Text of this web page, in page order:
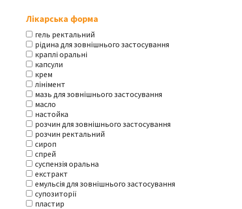
Лікарська форма
гель ректальний
рідина для зовнішнього застосування
краплі оральні
капсули
крем
лінімент
мазь для зовнішнього застосування
масло
настойка
розчин для зовнішнього застосування
розчин ректальний
сироп
спрей
суспензія оральна
екстракт
емульсія для зовнішнього застосування
супозиторії
пластир